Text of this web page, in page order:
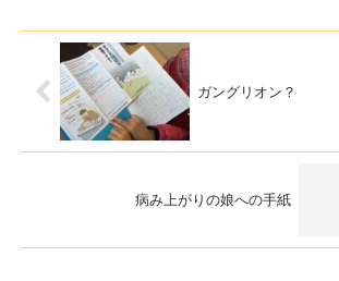
ガングリオン？
病み上がりの娘への手紙